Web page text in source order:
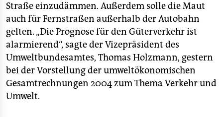
unterstützen
abo
genossenschaft
epaper login
Straße einzudämmen. Außerdem solle die Maut
auch für Fernstraßen außerhalb der Autobahn
gelten. „Die Prognose für den Güterverkehr ist
alarmierend“, sagte der Vizepräsident des
Umweltbundesamtes, Thomas Holzmann, gestern
bei der Vorstellung der umweltökonomischen
Gesamtrechnungen 2004 zum Thema Verkehr und
Umwelt.